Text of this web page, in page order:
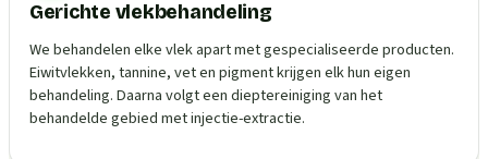
Gerichte vlekbehandeling
We behandelen elke vlek apart met gespecialiseerde producten.
Eiwitvlekken, tannine, vet en pigment krijgen elk hun eigen
behandeling. Daarna volgt een dieptereiniging van het
behandelde gebied met injectie-extractie.